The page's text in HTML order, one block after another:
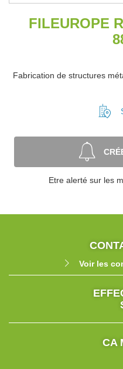
FILEUROPE
Fabrication de structures
Etre alerté sur les
Voir les
CA